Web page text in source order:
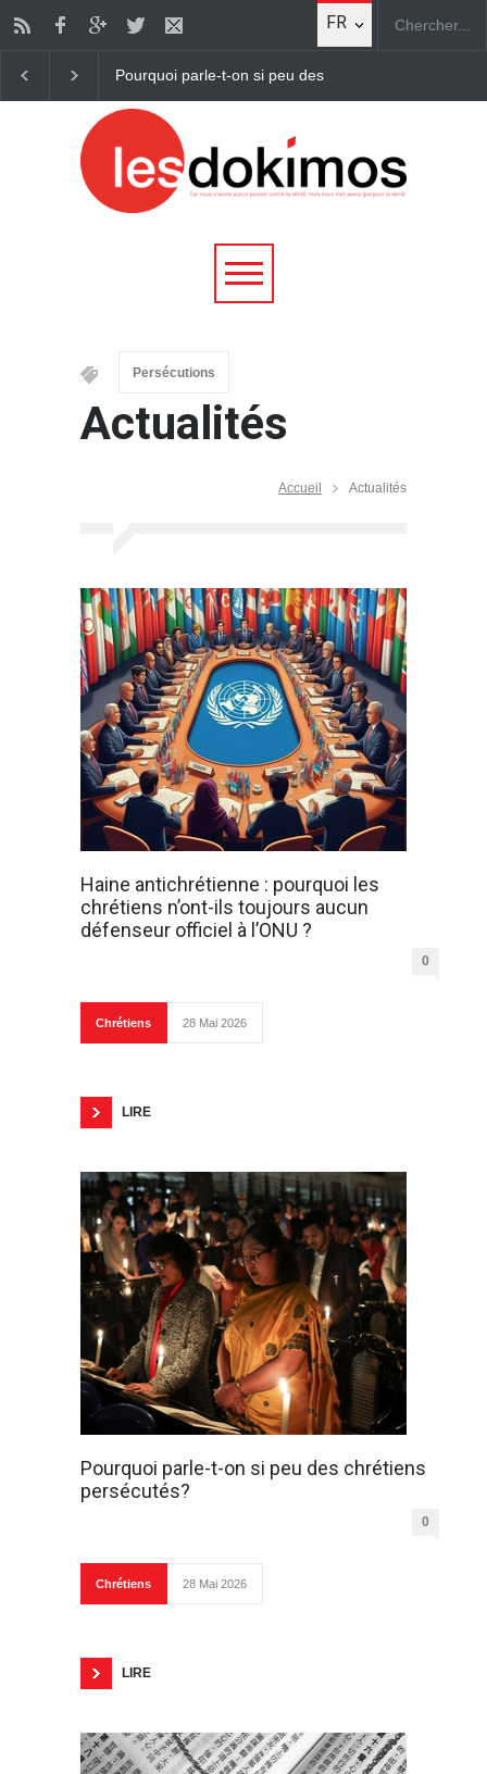
FR
En Chine, la répression des chrétiens s’intensifie
Persécutions
Actualités
Accueil Actualités
Haine antichrétienne : pourquoi les
chrétiens n’ont-ils toujours aucun
défenseur officiel à l’ONU ?
0
Chrétiens 28 Mai 2026
LIRE
Pourquoi parle-t-on si peu des chrétiens
persécutés?
0
Chrétiens 28 Mai 2026
LIRE